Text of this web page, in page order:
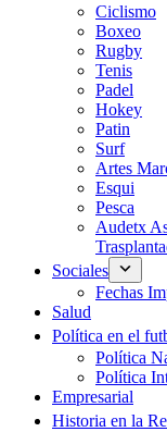
Ciclismo
Boxeo
Rugby
Tenis
Padel
Hokey
Patin
Surf
Artes
Esqui
Pesca
Audetx
Sociales
Fechas
Salud
Política en el
Política
Política
Empresarial
Historia en la